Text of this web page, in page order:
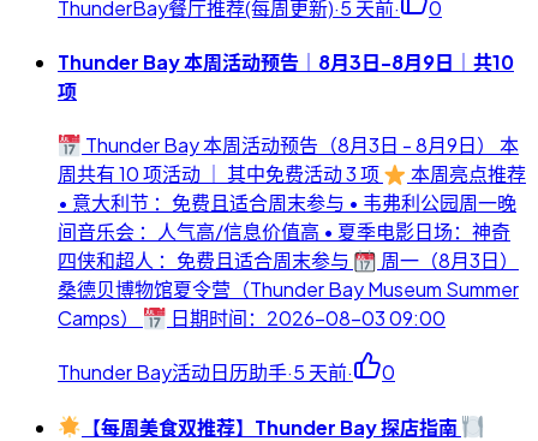
ThunderBay餐厅推荐(每周更新)·5 天前· 0
Thunder Bay 本周活动预告｜8月3日-8月9日｜共10
项
Thunder Bay 本周活动预告（8月3日 - 8月9日） 本
周共有 10 项活动 ｜ 其中免费活动 3 项
本周亮点推荐
• 意大利节 ：免费且适合周末参与 • 韦弗利公园周一晚
间音乐会 ：人气高/信息价值高 • 夏季电影日场：神奇
四侠和超人 ：免费且适合周末参与
周一（8月3日）
桑德贝博物馆夏令营（Thunder Bay Museum Summer
Camps）
日期时间：2026-08-03 09:00
Thunder Bay活动日历助手·5 天前· 0
【每周美食双推荐】Thunder Bay 探店指南